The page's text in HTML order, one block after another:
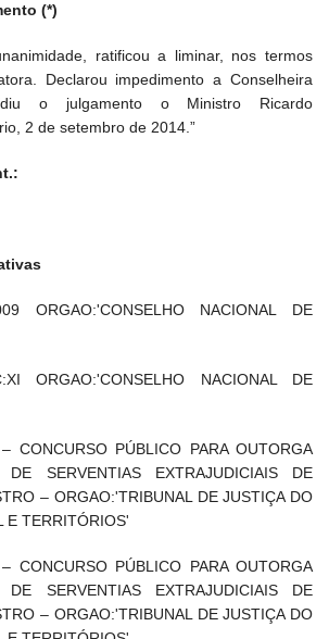
(*)
ratificou a liminar, nos termos
Declarou impedimento a Conselheira
o julgamento o Ministro Ricardo
2 de setembro de 2014.”
ORGAO:'CONSELHO NACIONAL DE
ORGAO:'CONSELHO NACIONAL DE
CONCURSO PÚBLICO PARA OUTORGA
DE SERVENTIAS EXTRAJUDICIAIS DE
– ORGAO:'TRIBUNAL DE JUSTIÇA DO
E TERRITÓRIOS'
CONCURSO PÚBLICO PARA OUTORGA
DE SERVENTIAS EXTRAJUDICIAIS DE
– ORGAO:'TRIBUNAL DE JUSTIÇA DO